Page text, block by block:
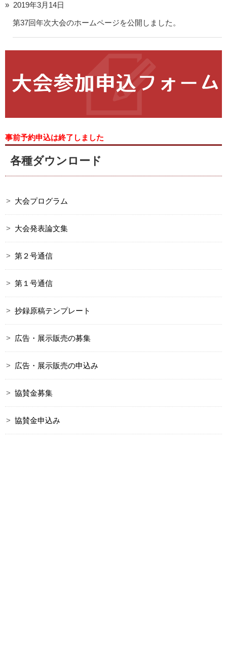
2019年3月14日
第37回年次大会のホームページを公開しました。
事前予約申込は終了しました
各種ダウンロード
大会プログラム
大会発表論文集
第２号通信
第１号通信
抄録原稿テンプレート
広告・展示販売の募集
広告・展示販売の申込み
協賛金募集
協賛金申込み